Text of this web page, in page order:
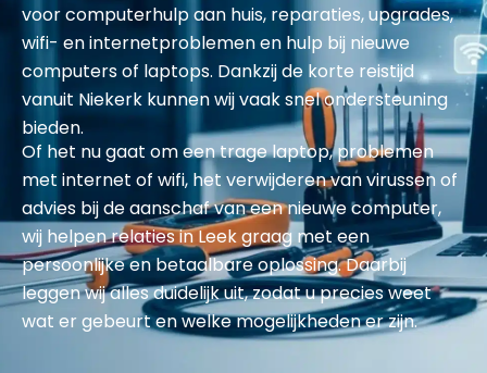
voor computerhulp aan huis, reparaties, upgrades,
wifi- en internetproblemen en hulp bij nieuwe
computers of laptops. Dankzij de korte reistijd
vanuit Niekerk kunnen wij vaak snel ondersteuning
bieden.
Of het nu gaat om een trage laptop, problemen
met internet of wifi, het verwijderen van virussen of
advies bij de aanschaf van een nieuwe computer,
wij helpen relaties in Leek graag met een
persoonlijke en betaalbare oplossing. Daarbij
leggen wij alles duidelijk uit, zodat u precies weet
wat er gebeurt en welke mogelijkheden er zijn.